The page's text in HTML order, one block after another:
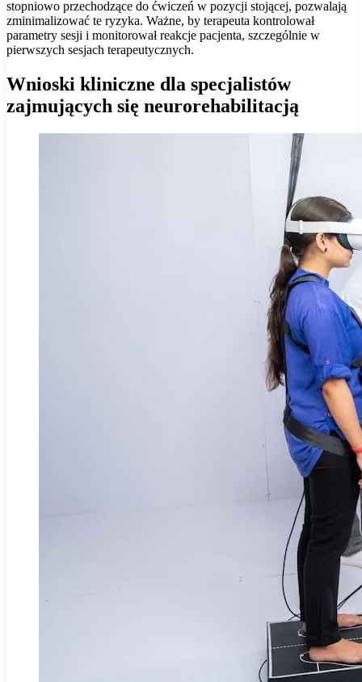
stopniowo przechodzące do ćwiczeń w pozycji stojącej, pozwalają
zminimalizować te ryzyka. Ważne, by terapeuta kontrolował
parametry sesji i monitorował reakcje pacjenta, szczególnie w
pierwszych sesjach terapeutycznych.
Wnioski kliniczne dla specjalistów
zajmujących się neurorehabilitacją